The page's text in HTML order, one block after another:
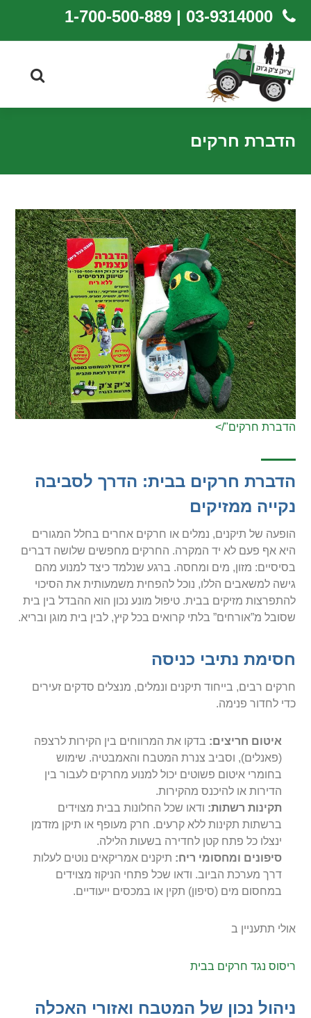
03-9314000 | 1-700-500-889
הדברת חרקים
הדברת חרקים"/>
הדברת חרקים בבית: הדרך לסביבה
נקייה ממזיקים
הופעה של תיקנים, נמלים או חרקים אחרים בחלל המגורים
היא אף פעם לא יד המקרה. החרקים מחפשים שלושה דברים
בסיסיים: מזון, מים ומחסה. ברגע שנלמד כיצד למנוע מהם
גישה למשאבים הללו, נוכל להפחית משמעותית את הסיכוי
להתפרצות מזיקים בבית. טיפול מונע נכון הוא ההבדל בין בית
שסובל מ”אורחים” בלתי קרואים בכל קיץ, לבין בית מוגן ובריא.
חסימת נתיבי כניסה
חרקים רבים, בייחוד תיקנים ונמלים, מנצלים סדקים זעירים
כדי לחדור פנימה.
איטום חריצים: בדקו את המרווחים בין הקירות לרצפה
(פאנלים), וסביב צנרת המטבח והאמבטיה. שימוש
בחומרי איטום פשוטים יכול למנוע מחרקים לעבור בין
הדירות או להיכנס מהקירות.
תקינות רשתות: ודאו שכל החלונות בבית מצוידים
ברשתות תקינות ללא קרעים. חרק מעופף או תיקן מזדמן
ינצלו כל פתח קטן לחדירה בשעות הלילה.
סיפונים ומחסומי ריח: תיקנים אמריקאים נוטים לעלות
דרך מערכת הביוב. ודאו שכל פתחי הניקוז מצוידים
במחסום מים (סיפון) תקין או במכסים ייעודיים.
אולי תתעניין ב
ריסוס נגד חרקים בבית
ניהול נכון של המטבח ואזורי האכלה